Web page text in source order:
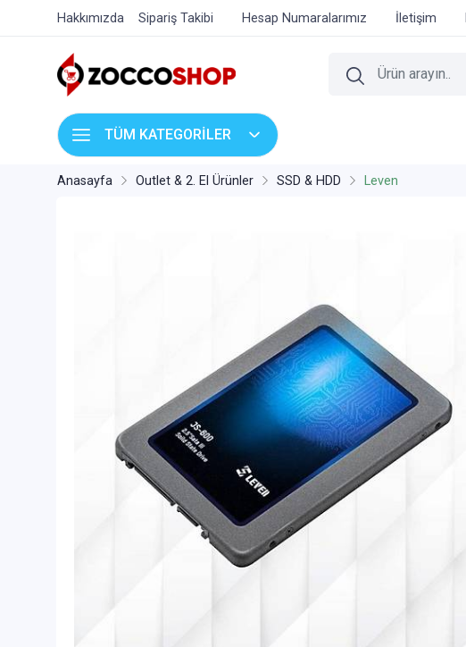
Hakkımızda Sipariş Takibi Hesap Numaralarımız İletişim
TÜM KATEGORİLER
Anasayfa Outlet & 2. El Ürünler SSD & HDD Leven